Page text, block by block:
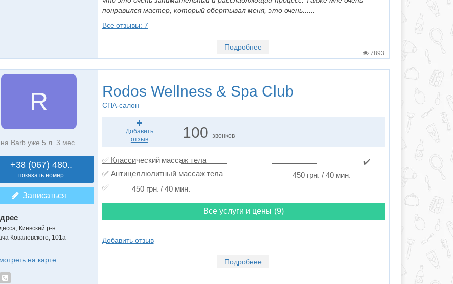
понравился мастер, который обертывал меня, это очень......
Все отзывы: 7
Подробнее
7893
R
на Barb уже 5 л. 3 мес.
+38 (067) 480..
показать номер
Записаться
Киевский р-н
Ковалевского, 101а
на карте
Rodos Wellness & Spa Club
СПА-салон
Добавить
отзыв
100звонков
✅ Классический массаж тела
✔️
✅ Антицеллюлитный массаж тела
450 грн. / 40 мин.
✅
450 грн. / 40 мин.
Все услуги и цены (9)
Добавить отзыв
Подробнее